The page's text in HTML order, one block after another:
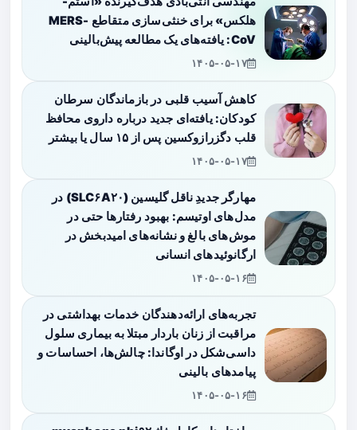
هلکس» برای خنثی‌سازی متقاطع MERS-
CoV: یافته‌های یک مطالعه پیش‌بالینی
۱۴۰۵-۰۵-۱۷
کاهش آسیب قلبی در بازماندگان سرطان
کودکان: یافته‌ای جدید درباره داروی محافظ
قلب دگزرازوکسین پس از ۱۵ سال یا بیشتر
۱۴۰۵-۰۵-۱۷
مهارگر جدیدِ ناقل گلیسین (SLC۶A۲۰) در
مدل‌های اوتیسم: بهبود رفتارها حتی در
موش‌های بالغ و نشانه‌های امیدبخش در
ارگانوئیدهای انسانی
۱۴۰۵-۰۵-۱۶
تجربه‌های ارائه‌دهندگان خدمات بهداشتی در
مراقبت از زنان باردار مبتلا به بیماری سلول
داسی‌شکل در اوگاندا: چالش‌ها، احساسات و
پیامدهای بالینی
۱۴۰۵-۰۵-۱۶